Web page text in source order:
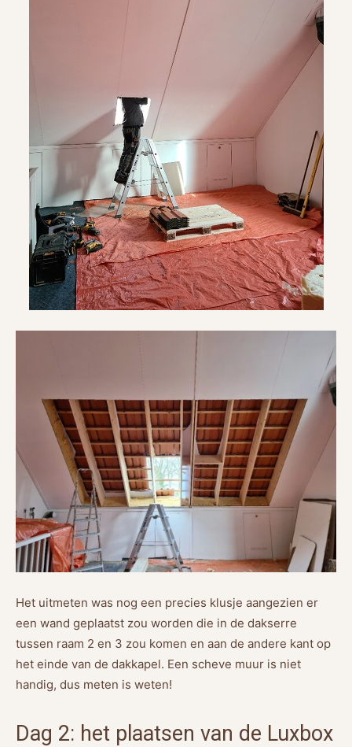
Het uitmeten was nog een precies klusje aangezien er
een wand geplaatst zou worden die in de dakserre
tussen raam 2 en 3 zou komen en aan de andere kant op
het einde van de dakkapel. Een scheve muur is niet
handig, dus meten is weten!
Dag 2: het plaatsen van de Luxbox